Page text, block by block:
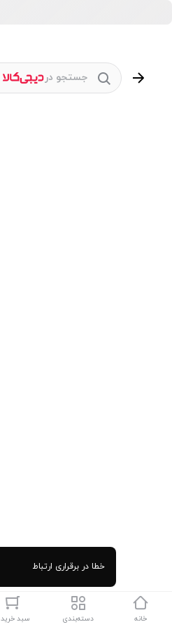
جستجو در
خانه دسته‌بندی سبد خرید
خطا در برقراری ارتباط